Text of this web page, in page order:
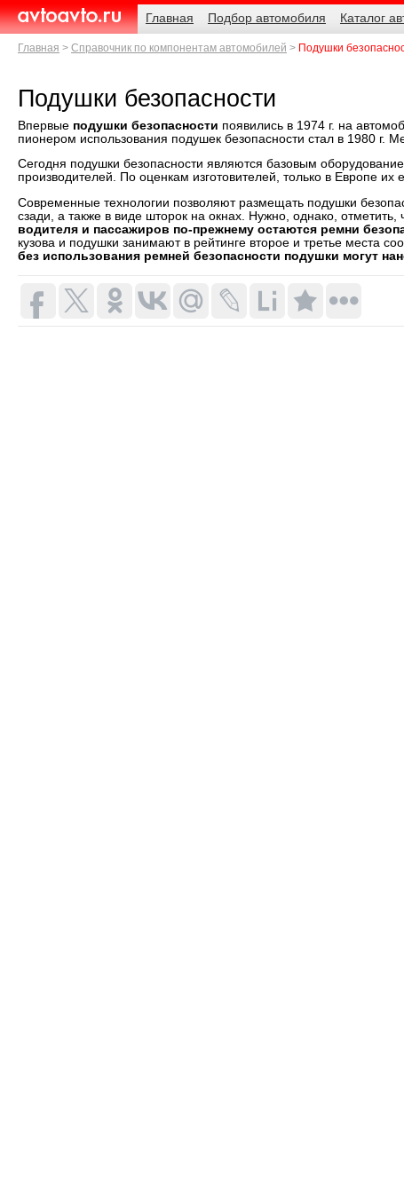
AvtoAvto.ru
Навигация
Главная
Подбор автомобиля Каталог
Родительские
страницы
Главная Справочник по компонентам автомобилей Подушки
Подушки безопасности
Впервые подушки безопасности появились в 1974 г. на
пионером использования подушек безопасности стал в 1980 г.
Сегодня подушки безопасности являются базовым
производителей. По оценкам изготовителей, только в Европе
Современные технологии позволяют размещать подушки
сзади, а также в виде шторок на окнах. Нужно, однако, отметить,
водителя и пассажиров по-прежнему остаются ремни
кузова и подушки занимают в рейтинге второе и третье места
без использования ремней безопасности подушки могут